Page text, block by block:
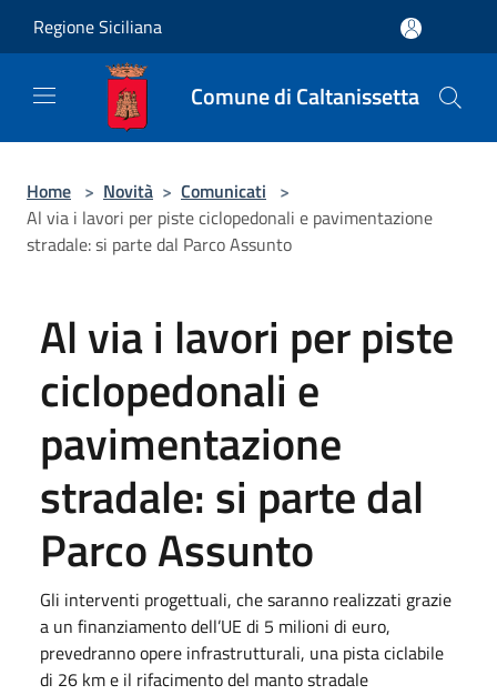
Regione Siciliana
Comune di Caltanissetta
Home > Novità > Comunicati >
Al via i lavori per piste ciclopedonali e pavimentazione
stradale: si parte dal Parco Assunto
Al via i lavori per piste
ciclopedonali e
pavimentazione
stradale: si parte dal
Parco Assunto
Gli interventi progettuali, che saranno realizzati grazie
a un finanziamento dell’UE di 5 milioni di euro,
prevedranno opere infrastrutturali, una pista ciclabile
di 26 km e il rifacimento del manto stradale